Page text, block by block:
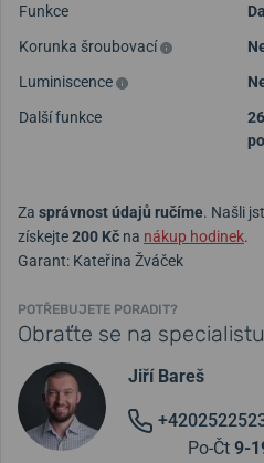
Funkce
Korunka šroubovací
Luminiscence
Další funkce
Za správnost údajů ručíme. Našli
získejte200 Kč na nákup hodinek.
Garant: Kateřina Žváček
POTŘEBUJETE PORADIT?
Obraťte se na
Jiří Bareš
Po-Čt 9-